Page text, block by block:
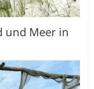
und Meer in